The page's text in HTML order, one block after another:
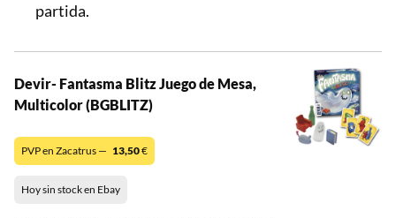
partida.
Devir- Fantasma Blitz Juego de Mesa,
Multicolor (BGBLITZ)
PVP en Zacatrus — 13,50€
Hoy sin stock en Ebay